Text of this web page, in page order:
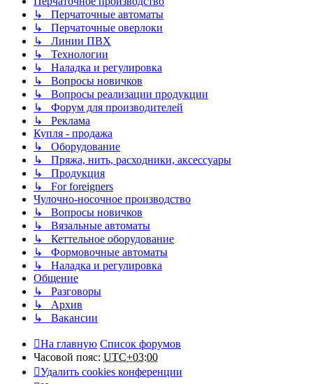
↳ Перчаточные автоматы
↳ Перчаточные оверлоки
↳ Линии ПВХ
↳ Технологии
↳ Наладка и регулировка
↳ Вопросы новичков
↳ Вопросы реализации продукции
↳ Форум для производителей
↳ Реклама
Купля - продажа
↳ Оборудование
↳ Пряжа, нить, расходники, аксессуары
↳ Продукция
↳ For foreigners
Чулочно-носочное производство
↳ Вопросы новичков
↳ Вязальные автоматы
↳ Кеттельное оборудование
↳ Формовочные автоматы
↳ Наладка и регулировка
Общение
↳ Разговоры
↳ Архив
↳ Вакансии
На главную Список форумов
Часовой пояс: UTC+03:00
Удалить cookies конференции